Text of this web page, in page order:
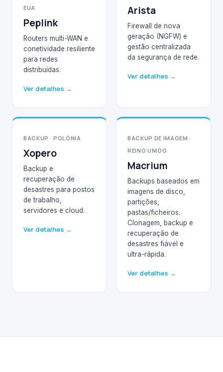
EUA
Peplink
Routers multi-WAN e
conetividade resiliente
para redes
distribuídas.
Ver detalhes →
Arista
Firewall de nova
geração (NGFW) e
gestão centralizada
da segurança de rede.
Ver detalhes →
BACKUP · POLÓNIA
Xopero
Backup e
recuperação de
desastres para postos
de trabalho,
servidores e cloud.
Ver detalhes →
BACKUP DE IMAGEM ·
REINO UNIDO
Macrium
Backups baseados em
imagens de disco,
partições,
pastas/ficheiros.
Clonagem, backup e
recuperação de
desastres fiável e
ultra-rápida.
Ver detalhes →